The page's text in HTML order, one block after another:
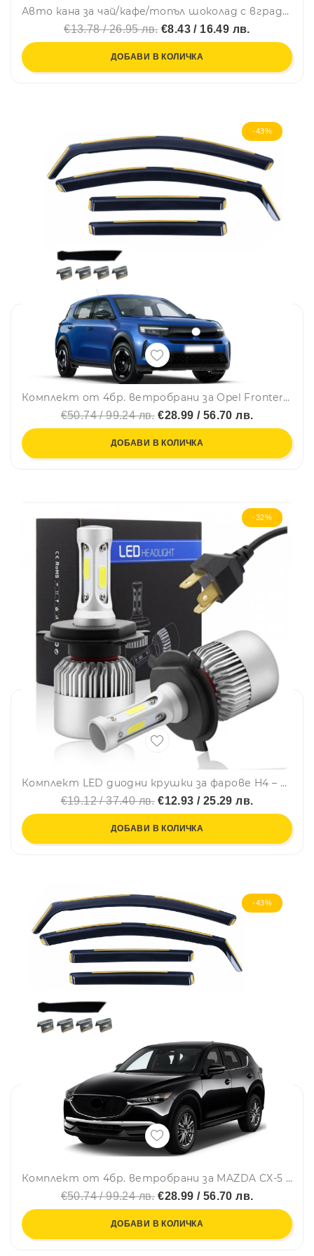
Авто кана за чай/кафе/топъл шоколад с вграден нагревател
€13.78 / 26.95 лв.€8.43 / 16.49 лв.
ДОБАВИ В КОЛИЧКА
-43%
Комплект от 4бр. ветробрани за Opel Frontera 2024 г. +
€50.74 / 99.24 лв.€28.99 / 56.70 лв.
ДОБАВИ В КОЛИЧКА
-32%
Комплект LED диодни крушки за фарове H4 – LED Headlight, 72W, 9-32V
€19.12 / 37.40 лв.€12.93 / 25.29 лв.
ДОБАВИ В КОЛИЧКА
-43%
Комплект от 4бр. ветробрани за MAZDA CX-5 II 2017 - 2021 г.
€50.74 / 99.24 лв.€28.99 / 56.70 лв.
ДОБАВИ В КОЛИЧКА